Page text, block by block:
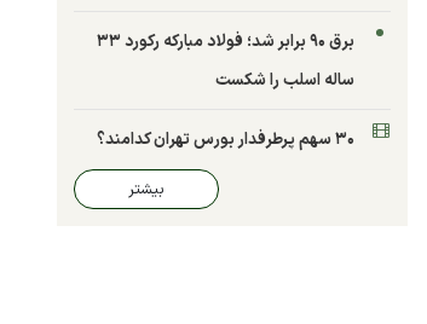
برق ۹۰ برابر شد؛ فولاد مبارکه رکورد ۳۳
ساله اسلب را شکست
۳۰ سهم پرطرفدار بورس تهران کدامند؟
بیشتر